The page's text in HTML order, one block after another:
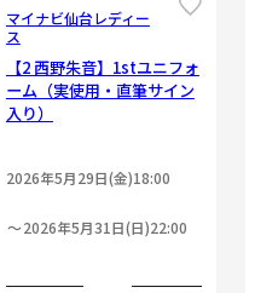
マイナビ仙台レディー
ス
【2 西野朱音】1stユニフォ
ーム（実使用・直筆サイン
入り）
2026年5月29日(金)18:00
2026年5月31日(日)22:00